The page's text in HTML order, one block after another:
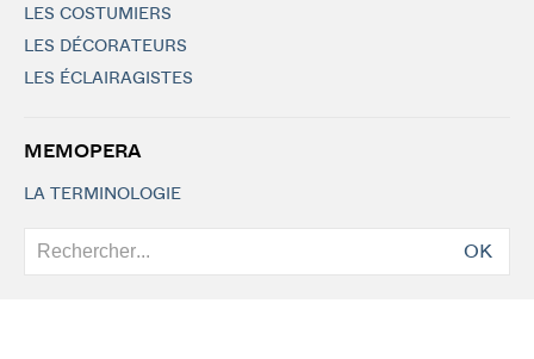
LES COSTUMIERS
LES DÉCORATEURS
LES ÉCLAIRAGISTES
MEMOPERA
LA TERMINOLOGIE
OK